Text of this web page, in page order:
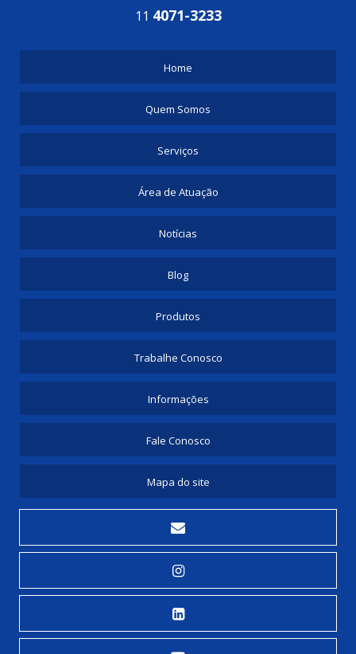
11 4071-3233
Home
Quem Somos
Serviços
Área de Atuação
Notícias
Blog
Produtos
Trabalhe Conosco
Informações
Fale Conosco
Mapa do site